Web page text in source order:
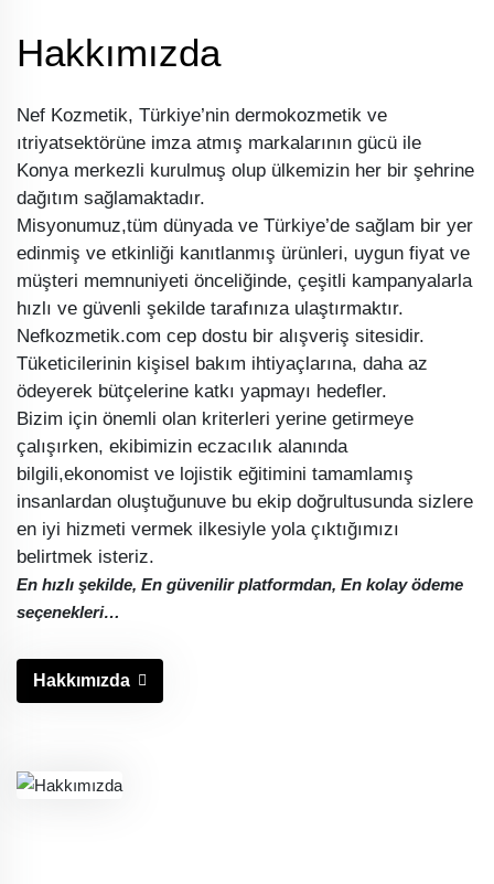
Hakkımızda
Nef Kozmetik, Türkiye’nin dermokozmetik ve
ıtriyatsektörüne imza atmış markalarının gücü ile
Konya merkezli kurulmuş olup ülkemizin her bir şehrine
dağıtım sağlamaktadır.
Misyonumuz,tüm dünyada ve Türkiye’de sağlam bir yer
edinmiş ve etkinliği kanıtlanmış ürünleri, uygun fiyat ve
müşteri memnuniyeti önceliğinde, çeşitli kampanyalarla
hızlı ve güvenli şekilde tarafınıza ulaştırmaktır.
Nefkozmetik.com cep dostu bir alışveriş sitesidir.
Tüketicilerinin kişisel bakım ihtiyaçlarına, daha az
ödeyerek bütçelerine katkı yapmayı hedefler.
Bizim için önemli olan kriterleri yerine getirmeye
çalışırken, ekibimizin eczacılık alanında
bilgili,ekonomist ve lojistik eğitimini tamamlamış
insanlardan oluştuğunuve bu ekip doğrultusunda sizlere
en iyi hizmeti vermek ilkesiyle yola çıktığımızı
belirtmek isteriz.
En hızlı şekilde, En güvenilir platformdan, En kolay ödeme
seçenekleri…
Hakkımızda